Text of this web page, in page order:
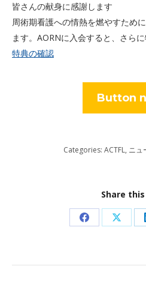
皆さんの献身に感謝します
周術期看護への情熱を燃やすため
ます。AORNに入会すると、さら
特典の確認
Button
Categories: ACTFL, ニュ
Share
Share
Facebook
Share
X